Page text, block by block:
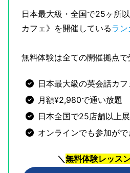
日本最大級・全国で25ヶ所
カフェ》を開催しているラ
無料体験は全ての開催拠点で
日本最大級の英会話カフ
月額¥2,980で通い放題
日本全国で25店舗以上
オンラインでも参加がで
＼無料体験レッス